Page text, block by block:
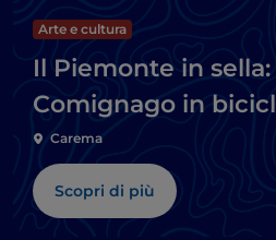
Arte e cultura
Il Piemonte in
Comignago in
Carema
Scopri di più